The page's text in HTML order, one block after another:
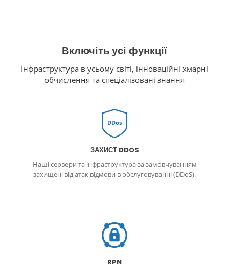
Включіть усі функції
Інфраструктура в усьому світі, інноваційні хмарні
обчислення та спеціалізовані знання
DDos
ЗАХИСТ DDOS
Наші сервери та інфраструктура за замовчуванням
захищені від атак відмови в обслуговуванні (DDoS).
RPN